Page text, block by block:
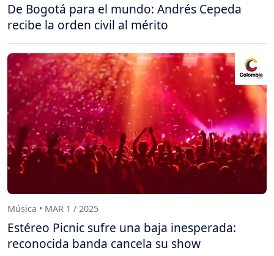
De Bogotá para el mundo: Andrés Cepeda
recibe la orden civil al mérito
Música • MAR 1 / 2025
Estéreo Picnic sufre una baja inesperada:
reconocida banda cancela su show